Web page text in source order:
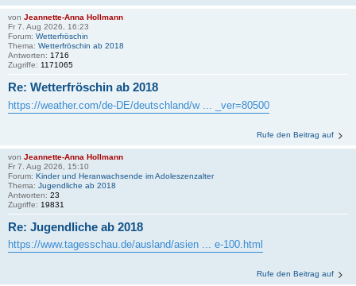
von Jeannette-Anna Hollmann
Fr 7. Aug 2026, 16:23
Forum: Wetterfröschin
Thema: Wetterfröschin ab 2018
Antworten: 1716
Zugriffe: 1171065
Re: Wetterfröschin ab 2018
https://weather.com/de-DE/deutschland/w ... _ver=80500
Rufe den Beitrag auf
von Jeannette-Anna Hollmann
Fr 7. Aug 2026, 15:10
Forum: Kinder und Heranwachsende im Adoleszenzalter
Thema: Jugendliche ab 2018
Antworten: 23
Zugriffe: 19831
Re: Jugendliche ab 2018
https://www.tagesschau.de/ausland/asien ... e-100.html
Rufe den Beitrag auf